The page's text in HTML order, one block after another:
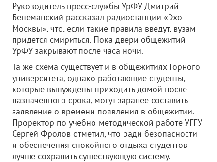
Руководитель пресс-службы УрФУ Дмитрий
Бенеманский рассказал радиостанции «Эхо
Москвы», что, если такие правила введут, вузам
придется смириться. Пока двери общежитий
УрФУ закрывают после часа ночи.
Та же схема существует и в общежитиях Горного
университета, однако работающие студенты,
которые вынуждены приходить домой после
назначенного срока, могут заранее составить
заявление о времени появления в общежитии.
Проректор по учебно-методической работе УГГУ
Сергей Фролов отметил, что ради безопасности
и обеспечения спокойного отдыха студентов
лучше сохранить существующую систему.